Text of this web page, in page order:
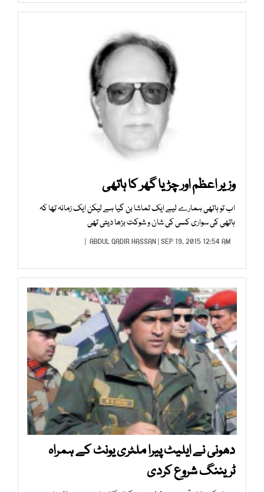
وزیر اعظم اور چڑیا گھر کا ہاتھی
اب تو ہاتھی ہمارے لیے ایک تماشا بن گیا ہے لیکن ایک زمانہ تھا کہ
ہاتھی کی سواری کسی کی شان و شوکت بڑھا دیتی تھی
ABDUL QADIR HASSAN | SEP 19, 2015 12:54 AM |
دھونی نے ایلیٹ پیرا ملٹری یونٹ کے ہمراہ
ٹریننگ شروع کردی